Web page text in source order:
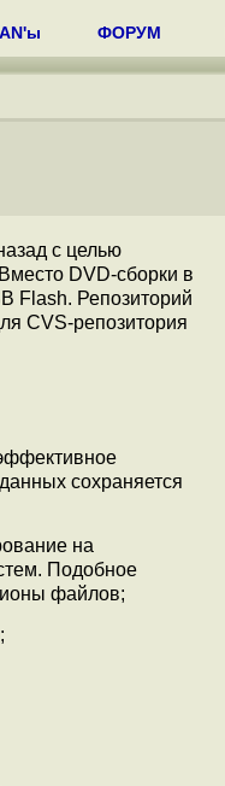
ФОРУМ
с целью
DVD-сборки в
Flash. Репозиторий
CVS-репозитория
сохраняется
на
Подобное
файлов;